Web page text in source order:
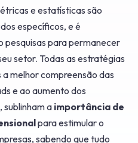
e estatísticas são
específicos, e é
para permanecer
setor. Todas as estratégias
melhor compreensão das
e ao aumento dos
sublinham a importância de
para estimular o
sabendo que tudo